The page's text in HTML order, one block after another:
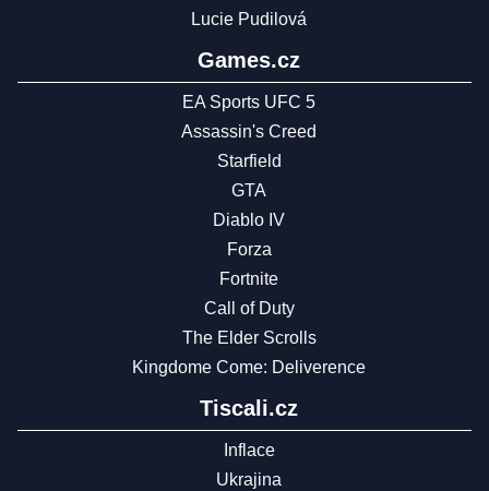
Lucie Pudilová
Games.cz
EA Sports UFC 5
Assassin's Creed
Starfield
GTA
Diablo IV
Forza
Fortnite
Call of Duty
The Elder Scrolls
Kingdome Come: Deliverence
Tiscali.cz
Inflace
Ukrajina